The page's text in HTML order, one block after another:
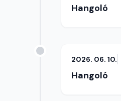
Hangoló
2026. 06. 10.
Hangoló